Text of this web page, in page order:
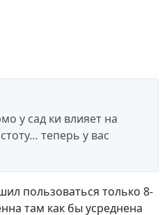
у сад ки влияет на
теперь у вас
пользоваться только 8-
там как бы усреднена